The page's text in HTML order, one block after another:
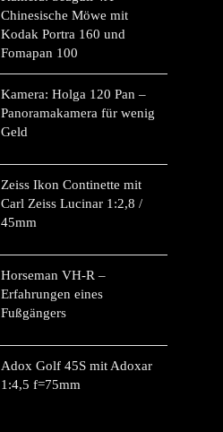
Chinesische Möwe mit
Kodak Portra 160 und
Fomapan 100
Kamera: Holga 120 Pan –
Panoramakamera für wenig
Geld
Zeiss Ikon Continette mit
Carl Zeiss Lucinar 1:2,8 /
45mm
Horseman VH-R –
Erfahrungen eines
Fußgängers
Adox Golf 45S mit Adoxar
1:4,5 f=75mm